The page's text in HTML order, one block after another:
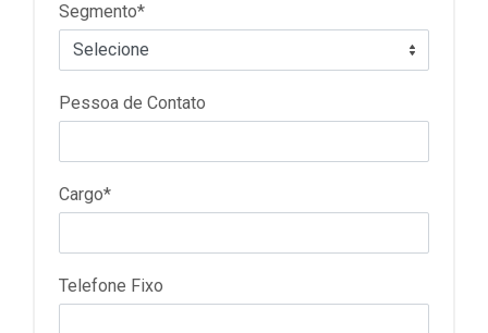
Segmento*
Pessoa de Contato
Cargo*
Telefone Fixo